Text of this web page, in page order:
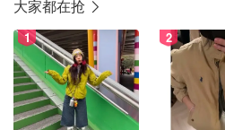
大家都在抢
1 2